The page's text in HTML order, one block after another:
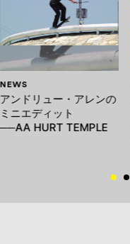
NEWS
アンドリュー・アレンの
ミニエディット
──AA HURT TEMPLE